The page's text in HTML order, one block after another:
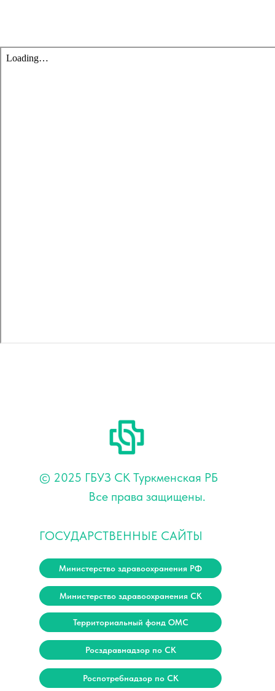
© 2025 ГБУЗ СК Туркменская РБ
Все права защищены.
Министерство здравоохранения РФ
Министерство здравоохранения СК
Территориальный фонд ОМС
Росздравнадзор по СК
Роспотребнадзор по СК
ГОСУДАРСТВЕННЫЕ САЙТЫ